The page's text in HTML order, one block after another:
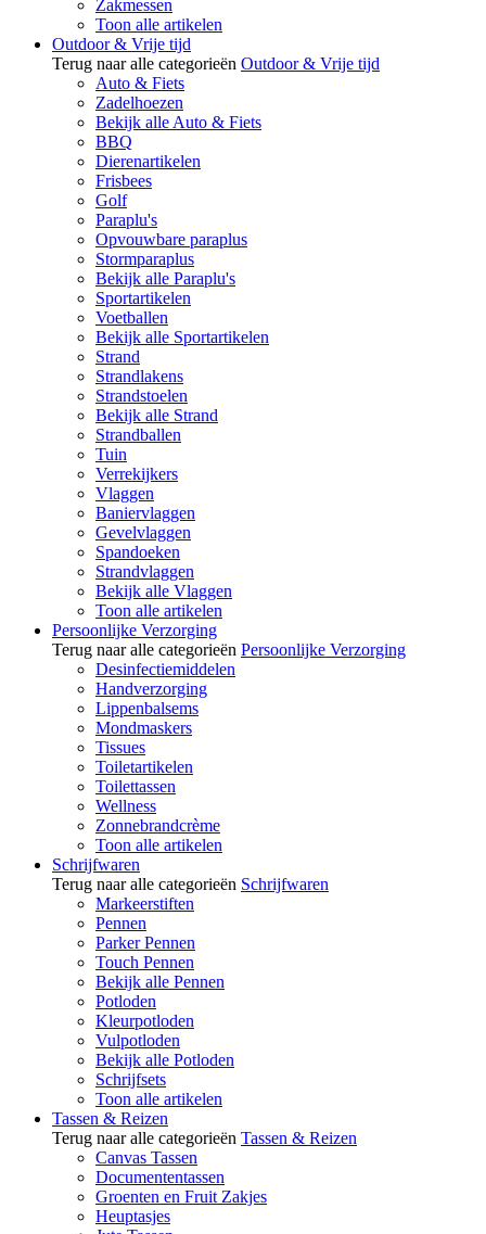
Zakmessen
Toon alle artikelen
Outdoor & Vrije tijd
Terug naar alle categorieën Outdoor & Vrije tijd
Auto & Fiets
Zadelhoezen
Bekijk alle Auto & Fiets
BBQ
Dierenartikelen
Frisbees
Golf
Paraplu's
Opvouwbare paraplus
Stormparaplus
Bekijk alle Paraplu's
Sportartikelen
Voetballen
Bekijk alle Sportartikelen
Strand
Strandlakens
Strandstoelen
Bekijk alle Strand
Strandballen
Tuin
Verrekijkers
Vlaggen
Baniervlaggen
Gevelvlaggen
Spandoeken
Strandvlaggen
Bekijk alle Vlaggen
Toon alle artikelen
Persoonlijke Verzorging
Terug naar alle categorieën Persoonlijke Verzorging
Desinfectiemiddelen
Handverzorging
Lippenbalsems
Mondmaskers
Tissues
Toiletartikelen
Toilettassen
Wellness
Zonnebrandcrème
Toon alle artikelen
Schrijfwaren
Terug naar alle categorieën Schrijfwaren
Markeerstiften
Pennen
Parker Pennen
Touch Pennen
Bekijk alle Pennen
Potloden
Kleurpotloden
Vulpotloden
Bekijk alle Potloden
Schrijfsets
Toon alle artikelen
Tassen & Reizen
Terug naar alle categorieën Tassen & Reizen
Canvas Tassen
Documententassen
Groenten en Fruit Zakjes
Heuptasjes